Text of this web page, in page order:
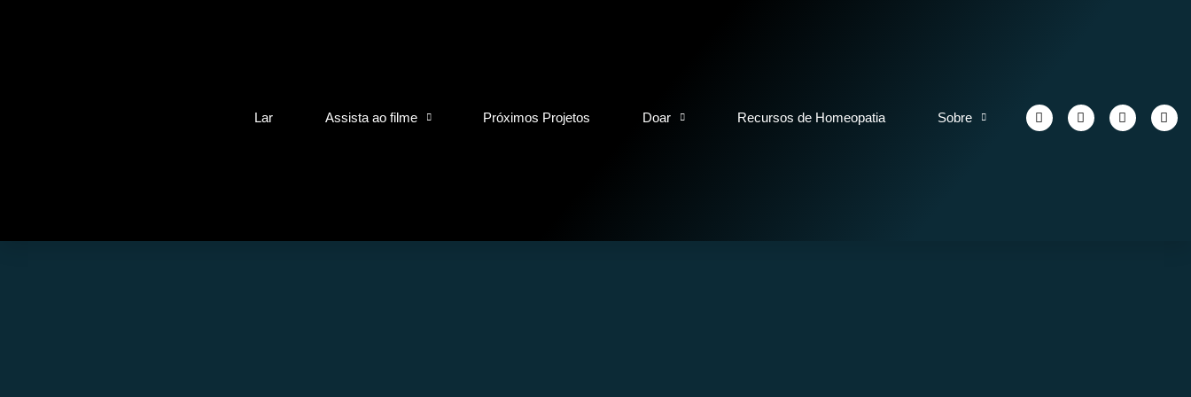
Lar Assista ao filme Próximos Projetos Doar Recursos de Homeopatia Sobre